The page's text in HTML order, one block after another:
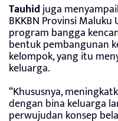
Tauhidjuga
BKKBN Provinsi
program bangga
bentuk pembangunan
kelompok, yang itu
keluarga.
“Khususnya,
dengan bina keluarga
perwujudan konsep